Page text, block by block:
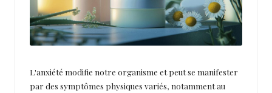
L'anxiété modifie notre organisme et peut se manifester
par des symptômes physiques variés, notamment au